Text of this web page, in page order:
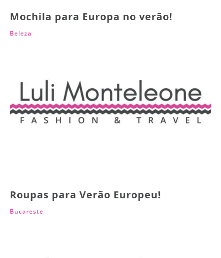
Mochila para Europa no verão!
Beleza
Roupas para Verão Europeu!
Bucareste